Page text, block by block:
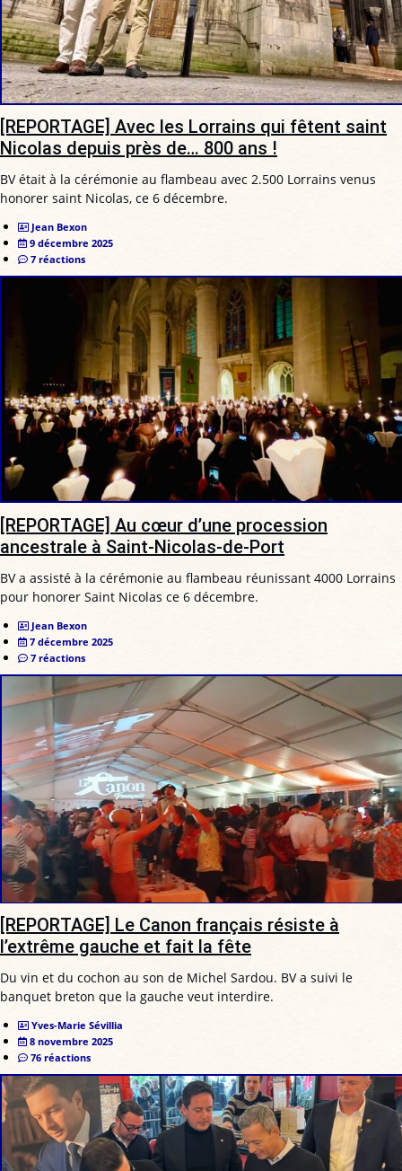
[REPORTAGE] Avec les Lorrains qui fêtent saint
Nicolas depuis près de… 800 ans !
BV était à la cérémonie au flambeau avec 2.500 Lorrains venus
honorer saint Nicolas, ce 6 décembre.
Jean Bexon
9 décembre 2025
7 réactions
[REPORTAGE] Au cœur d’une procession
ancestrale à Saint-Nicolas-de-Port
BV a assisté à la cérémonie au flambeau réunissant 4000 Lorrains
pour honorer Saint Nicolas ce 6 décembre.
Jean Bexon
7 décembre 2025
7 réactions
[REPORTAGE] Le Canon français résiste à
l’extrême gauche et fait la fête
Du vin et du cochon au son de Michel Sardou. BV a suivi le
banquet breton que la gauche veut interdire.
Yves-Marie Sévillia
8 novembre 2025
76 réactions